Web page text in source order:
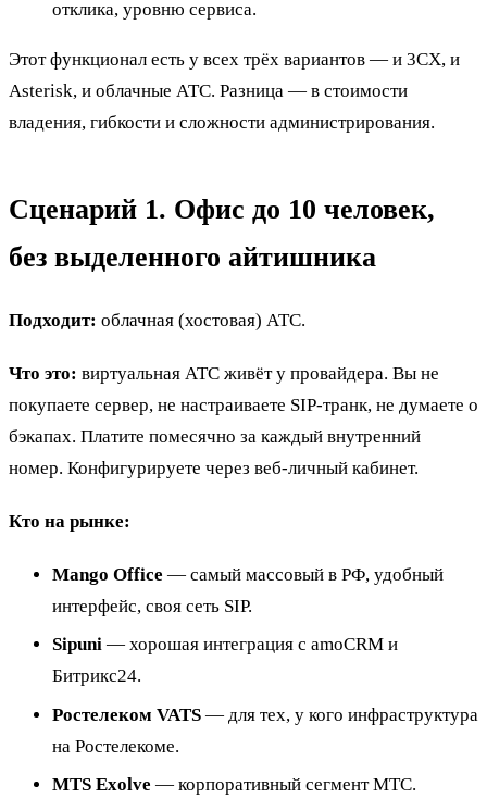
отклика, уровню сервиса.
Этот функционал есть у всех трёх вариантов — и 3CX, и
Asterisk, и облачные АТС. Разница — в стоимости
владения, гибкости и сложности администрирования.
Сценарий 1. Офис до 10 человек,
без выделенного айтишника
Подходит: облачная (хостовая) АТС.
Что это: виртуальная АТС живёт у провайдера. Вы не
покупаете сервер, не настраиваете SIP-транк, не думаете о
бэкапах. Платите помесячно за каждый внутренний
номер. Конфигурируете через веб-личный кабинет.
Кто на рынке:
Mango Office — самый массовый в РФ, удобный
интерфейс, своя сеть SIP.
Sipuni — хорошая интеграция с amoCRM и
Битрикс24.
Ростелеком VATS — для тех, у кого инфраструктура
на Ростелекоме.
MTS Exolve — корпоративный сегмент МТС.